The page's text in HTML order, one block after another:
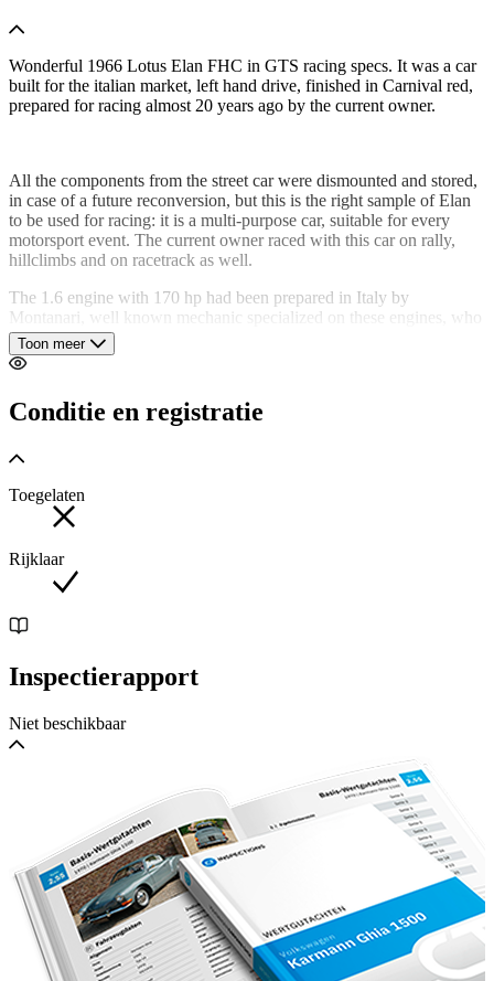
Wonderful 1966 Lotus Elan FHC in GTS racing specs. It was a car
built for the italian market, left hand drive, finished in Carnival red,
prepared for racing almost 20 years ago by the current owner.
All the components from the street car were dismounted and stored,
in case of a future reconversion, but this is the right sample of Elan
to be used for racing: it is a multi-purpose car, suitable for every
motorsport event. The current owner raced with this car on rally,
hillclimbs and on racetrack as well.
The 1.6 engine with 170 hp had been prepared in Italy by
Montanari, well known mechanic specialized on these engines, who
particularly cared about the reliability. Gearbox and suspensions as
well were prepared and upgraded for racing purpose. The car was
and pleasant to drive.
Recently renewed safety equipment and HTP before the last races
held recently. Below are the main interventions carried out:
replacement of water radiator with larger model, ideal for
overhaul of braking system with complete replacement of
overhaul of shock absorbers.
The car is road registered with italian title, complete of ASI
certificate (Automoto club Storico Italiano).
This car could be seen in Siena by appointment.
Toon meer
Conditie en registratie
Toegelaten
Rijklaar
Inspectierapport
Niet beschikbaar